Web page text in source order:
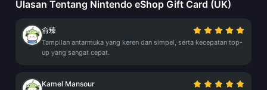
Ulasan Tentang Nintendo eShop Gift Card (UK)
俞臻
Tampilan antarmuka yang keren dan simpel, serta kecepatan top-
up yang sangat cepat.
Kamel Mansour